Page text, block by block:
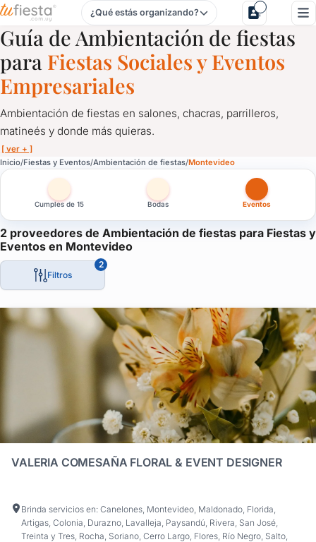
Ambientación de fiestas para Fiestas y Eventos en
¿Qué estás organizando?
Guía de Ambientación de fiestas
para Fiestas Sociales y Eventos
Empresariales
Ambientación de fiestas en salones, chacras, parrilleros,
matineés y donde más quieras.
[ ver + ]
Inicio Fiestas y Eventos Ambientación de fiestas Montevideo
Cumples de 15 Bodas Eventos
2 proveedores de Ambientación de fiestas para Fiestas y
Eventos en Montevideo
Filtros
2
VALERIA COMESAÑA FLORAL & EVENT DESIGNER
Brinda servicios en: Canelones, Montevideo, Maldonado, Florida,
Artigas, Colonia, Durazno, Lavalleja, Paysandú, Rivera, San José,
Treinta y Tres, Rocha, Soriano, Cerro Largo, Flores, Río Negro, Salto,
Ambientación de fiestas para Fiestas y Eventos en
Ambientación de fiestas en salones, chacras, parrilleros,
La fiesta tiene que estar decorada acorde a la ocasión, ya sea
Las cortinas, las mesas, las sillas, los globos, los centros de
Aquí te presentamos los mejores servicios de ambientación